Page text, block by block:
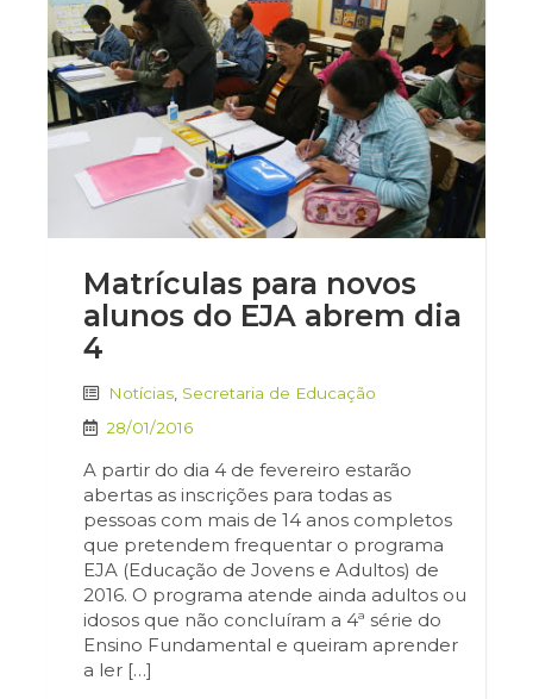
Matrículas para novos
alunos do EJA abrem dia
4
Notícias, Secretaria de Educação
28/01/2016
A partir do dia 4 de fevereiro estarão
abertas as inscrições para todas as
pessoas com mais de 14 anos completos
que pretendem frequentar o programa
EJA (Educação de Jovens e Adultos) de
2016. O programa atende ainda adultos ou
idosos que não concluíram a 4ª série do
Ensino Fundamental e queiram aprender
a ler […]